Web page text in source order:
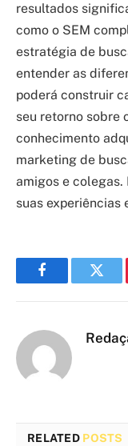
resultados
como o SEM
estratégia de
entender as
poderá construir
seu retorno sobre
conhecimento
marketing de
amigos e colegas.
suas experiências
Facebook
RELATED POSTS